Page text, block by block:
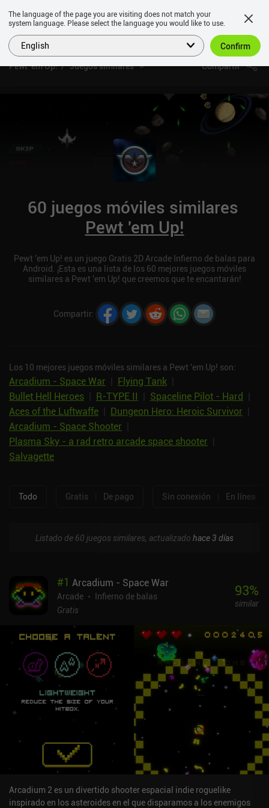
Pewt 'em Up! Juegos similares Compartir
60 juegos móviles similares
Pewt 'em Up!
Pewt 'em Up! es un juego Gratis 2D Arcade Infierno de balas para
Android. ¡Esta es una lista de los 60 mejores juegos móviles
similares a Pewt 'em Up! que creemos que te encantarán!
Compartir:
Los 10 mejores juegos móviles similares a Pewt 'em Up! son:
Arcadium - Space War Flying Tank
Bullet Hell Heroes
R-TYPE II Spaceline Pilot - Hard
Aces of the Luftwaffe
Dungeon Hero: Heroic Survivor
Arcadium - Space Shooter
Plasma Sky - a rad retro arcade space shooter
Salvagette
Todo Gratis De pago Sin conexión En línea
Listado de 60 juegos similares, actualizado hace 3 días
#1 Arcadium - Space War
Arcade
Infierno de balas
Gratis
93%
similar
Arcadium 2 es un divertido shooter espacial indie roguelike
inspirado en los asteroides en el que disparamos a los enemigos
The language of the page you are visiting does not match your
system language. Please select the language you would like to use.
English Confirm